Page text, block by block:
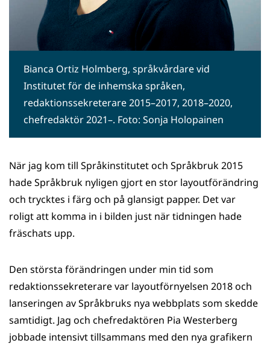
Bianca Ortiz Holmberg, språkvårdare vid
Institutet för de inhemska språken,
redaktionssekreterare 2015–2017, 2018–2020,
chefredaktör 2021–. Foto: Sonja Holopainen
När jag kom till Språkinstitutet och Språkbruk 2015
hade Språkbruk nyligen gjort en stor layoutförändring
och trycktes i färg och på glansigt papper. Det var
roligt att komma in i bilden just när tidningen hade
fräschats upp.
Den största förändringen under min tid som
redaktionssekreterare var layoutförnyelsen 2018 och
lanseringen av Språkbruks nya webbplats som skedde
samtidigt. Jag och chefredaktören Pia Westerberg
jobbade intensivt tillsammans med den nya grafikern